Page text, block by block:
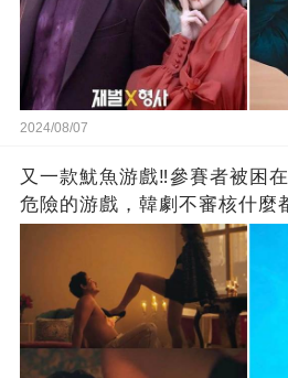
2024/08/07
又一款魷魚游戲‼️參賽者被困
危險的游戲，韓劇不審核什麼